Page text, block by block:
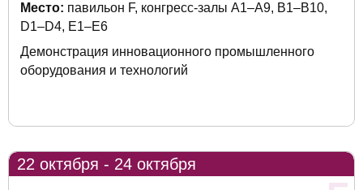
Место: павильон F, конгресс-залы A1–A9, B1–B10,
D1–D4, E1–E6
Демонстрация инновационного промышленного
оборудования и технологий
22 октября - 24 октября